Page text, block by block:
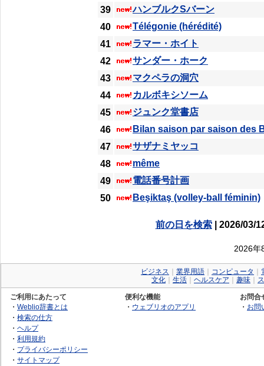
39
ハンブルクSバーン
40
Télégonie (hérédité)
41
ラマー・ホイト
42
サンダー・ホーク
43
マクペラの洞穴
44
カルボキシソーム
45
ジュンク堂書店
46
Bilan saison par saison des
47
サザナミヤッコ
48
même
49
電話番号計画
50
Beşiktaş (volley-ball féminin)
前の日を検索| 2026/03/
2026年
ビジネス 業界用語 コンピュータ
文化
生活 ヘルスケア 趣味
ご利用にあたって
・ Weblio辞書とは
・ 検索の仕方
・ ヘルプ
・ 利用規約
・ プライバシーポリシー
・ サイトマップ
便利な機能
・ ウェブリオのアプリ
お問合
・ お問